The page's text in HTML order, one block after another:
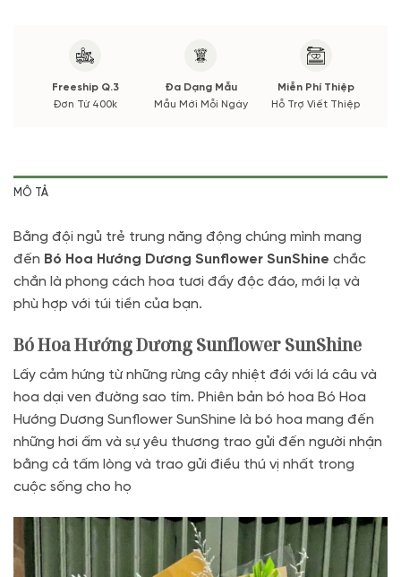
Freeship Q.3
Đơn Từ 400k
Đa Dạng Mẫu
Mẫu Mới Mỗi Ngày
Miễn Phí Thiệp
Hỗ Trợ Viết Thiệp
MÔ TẢ
Bằng đội ngủ trẻ trung năng động chúng mình mang
đến Bó Hoa Hướng Dương Sunflower SunShine chắc
chắn là phong cách hoa tươi đầy độc đáo, mới lạ và
phù hợp với túi tiền của bạn.
Bó Hoa Hướng Dương Sunflower SunShine
Lấy cảm hứng từ những rừng cây nhiệt đới với lá câu và
hoa dại ven đường sao tím. Phiên bản bó hoa Bó Hoa
Hướng Dương Sunflower SunShine là bó hoa mang đến
những hơi ấm và sự yêu thương trao gửi đến người nhận
bằng cả tấm lòng và trao gửi điều thú vị nhất trong
cuộc sống cho họ